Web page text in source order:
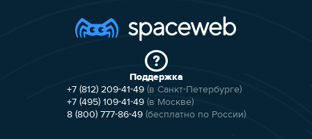
Поддержка
+7 (812) 209-41-49 (в Санкт-Петербурге)
+7 (495) 109-41-49 (в Москве)
8 (800) 777-86-49 (бесплатно по России)